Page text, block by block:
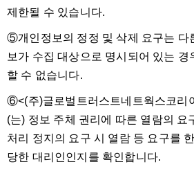
제한될 수 있습니다.
⑤개인정보의 정정 및 삭제 요구는 다
보가 수집 대상으로 명시되어 있는 경
할 수 없습니다.
⑥<(주)글로벌트러스트네트웍스코리
(는) 정보 주체 권리에 따른 열람의 요
처리 정지의 요구 시 열람 등 요구를
당한 대리인인지를 확인합니다.